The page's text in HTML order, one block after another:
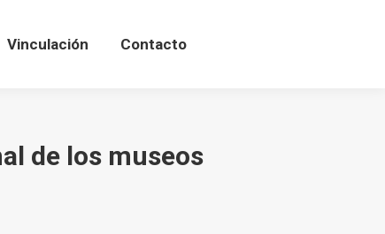
Vinculación Contacto
de los museos